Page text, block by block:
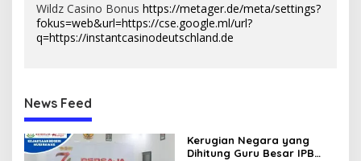
Wildz Casino Bonus https://metager.de/meta/settings?
fokus=web&url=https://cse.google.ml/url?
q=https://instantcasinodeutschland.de
News Feed
Kerugian Negara yang
Dihitung Guru Besar IPB